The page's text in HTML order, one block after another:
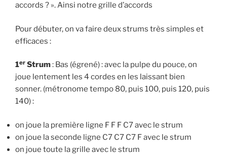
accords ? ». Ainsi notre grille d’accords
Pour débuter, on va faire deux strums très simples et
efficaces :
1er Strum: Bas (égrené) : avec la pulpe du pouce, on
joue lentement les 4 cordes en les laissant bien
sonner. (métronome tempo 80, puis 100, puis 120, puis
140) :
on joue la première ligne F F F C7 avec le strum
on joue la seconde ligne C7 C7 C7 F avec le strum
on joue toute la grille avec le strum